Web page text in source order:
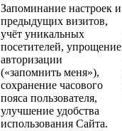
Запоминание настроек и
предыдущих визитов,
учёт уникальных
посетителей, упрощение
авторизации
(«запомнить меня»),
сохранение часового
пояса пользователя,
улучшение удобства
использования Сайта.